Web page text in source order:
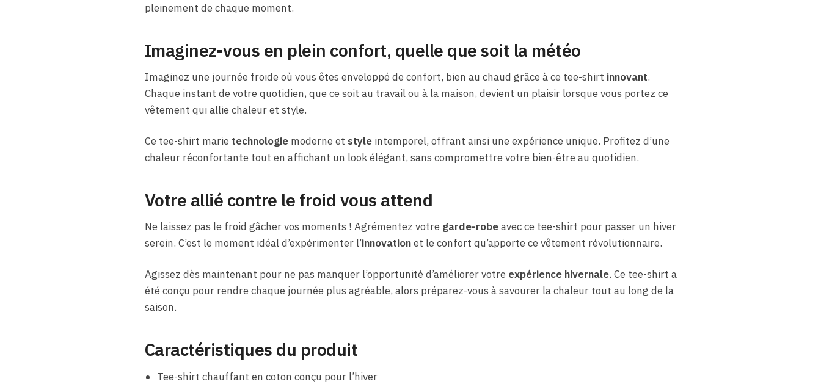
pleinement de chaque moment.
Imaginez-vous en plein confort, quelle que soit la météo
Imaginez une journée froide où vous êtes enveloppé de confort, bien au chaud grâce à ce tee-shirt innovant.
Chaque instant de votre quotidien, que ce soit au travail ou à la maison, devient un plaisir lorsque vous portez ce
vêtement qui allie chaleur et style.
Ce tee-shirt marie technologiemoderne et styleintemporel, offrant ainsi une expérience unique. Profitez d’une
chaleur réconfortante tout en affichant un look élégant, sans compromettre votre bien-être au quotidien.
Votre allié contre le froid vous attend
Ne laissez pas le froid gâcher vos moments ! Agrémentez votre garde-robeavec ce tee-shirt pour passer un hiver
serein. C’est le moment idéal d’expérimenter l’innovationet le confort qu’apporte ce vêtement révolutionnaire.
Agissez dès maintenant pour ne pas manquer l’opportunité d’améliorer votre expérience hivernale. Ce tee-shirt a
été conçu pour rendre chaque journée plus agréable, alors préparez-vous à savourer la chaleur tout au long de la
saison.
Caractéristiques du produit
Tee-shirt chauffant en coton conçu pour l’hiver